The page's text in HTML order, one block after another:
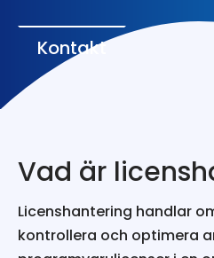
Kontakt
Vad är
Licenshantering handlar
kontrollera och optimera